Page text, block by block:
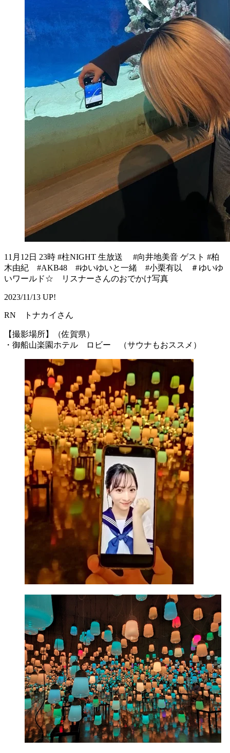
11月12日 23時 #柱NIGHT 生放送 #向井地美音 ゲスト #柏
木由紀 #AKB48 #ゆいゆいと一緒 #小栗有以 ＃ゆいゆ
いワールド☆ リスナーさんのおでかけ写真
2023/11/13 UP!
RN トナカイさん
【撮影場所】（佐賀県）
・御船山楽園ホテル ロビー （サウナもおススメ）